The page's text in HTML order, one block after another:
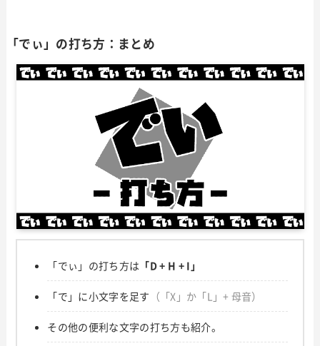
「でぃ」の打ち方：まとめ
「でぃ」の打ち方は 「D + H + I」
「で」に小文字を足す （「X」か「L」+ 母音）
その他の便利な文字の打ち方も紹介。